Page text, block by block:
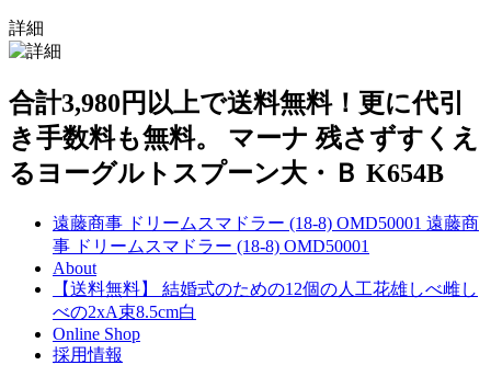
詳細
合計3,980円以上で送料無料！更に代引
き手数料も無料。 マーナ 残さずすくえ
るヨーグルトスプーン大・Ｂ K654B
遠藤商事 ドリームスマドラー (18-8) OMD50001 遠藤商
事 ドリームスマドラー (18-8) OMD50001
About
【送料無料】 結婚式のための12個の人工花雄しべ雌し
べの2xA束8.5cm白
Online Shop
採用情報